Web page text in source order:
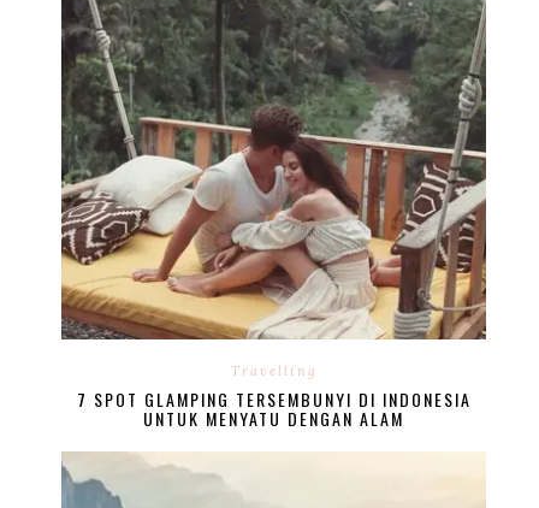
Travelling
7 SPOT GLAMPING TERSEMBUNYI DI INDONESIA
UNTUK MENYATU DENGAN ALAM